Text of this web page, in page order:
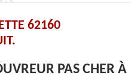
62160
PAS CHER À